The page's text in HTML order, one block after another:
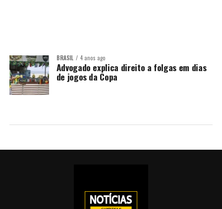
BRASIL 4 anos ago
Advogado explica direito a folgas em dias
de jogos da Copa